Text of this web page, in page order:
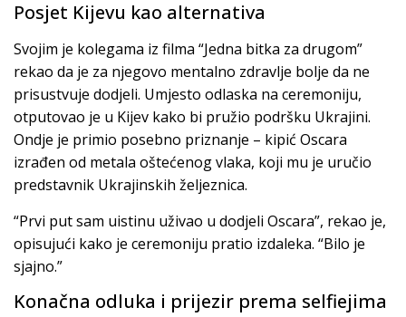
Posjet Kijevu kao alternativa
Svojim je kolegama iz filma “Jedna bitka za drugom”
rekao da je za njegovo mentalno zdravlje bolje da ne
prisustvuje dodjeli. Umjesto odlaska na ceremoniju,
otputovao je u Kijev kako bi pružio podršku Ukrajini.
Ondje je primio posebno priznanje – kipić Oscara
izrađen od metala oštećenog vlaka, koji mu je uručio
predstavnik Ukrajinskih željeznica.
“Prvi put sam uistinu uživao u dodjeli Oscara”, rekao je,
opisujući kako je ceremoniju pratio izdaleka. “Bilo je
sjajno.”
Konačna odluka i prijezir prema selfiejima